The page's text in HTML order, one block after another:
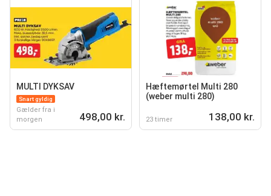
MULTI DYKSAV
Snart gyldig
Gælder fra i
morgen
498,00 kr.
Hæftemørtel Multi 280
(weber multi 280)
23 timer 138,00 kr.